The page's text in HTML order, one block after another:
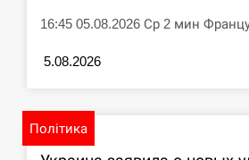
11:40
левиці
СЕРПЕНЬ
16:45 05.08.2026 Ср 2 мин
5.08.2026
Політика